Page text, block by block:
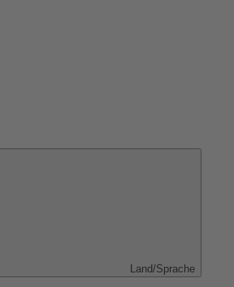
Land/Sprache